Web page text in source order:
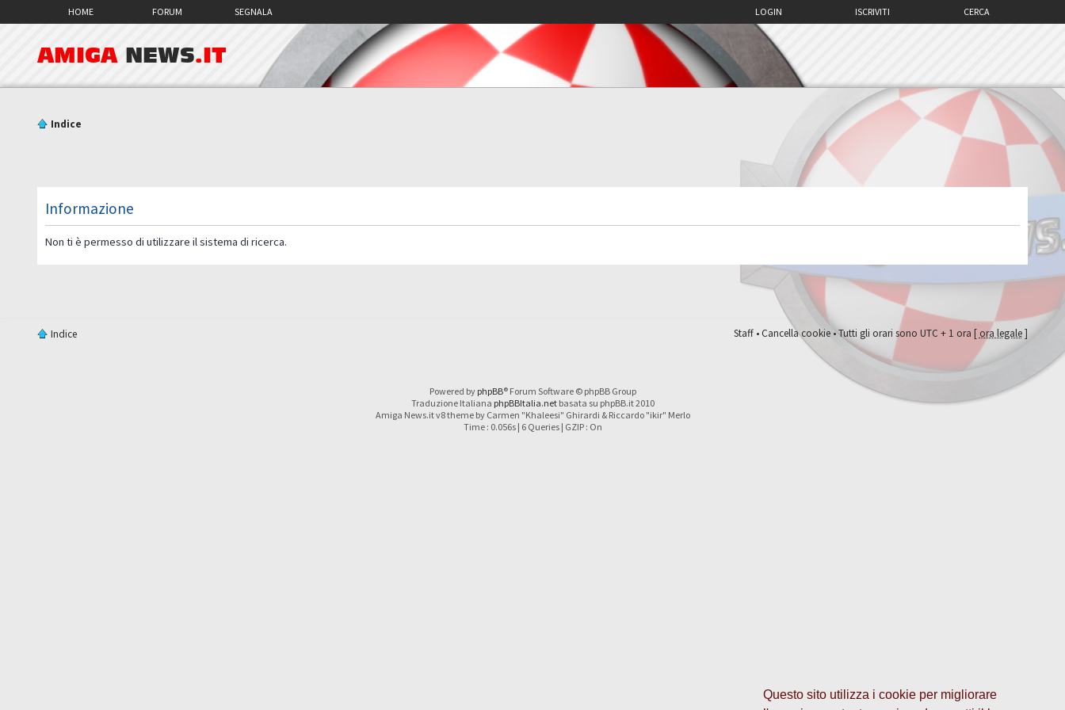
Questo sito utilizza i cookie per migliorare
HOME FORUM SEGNALA CERCA
ISCRIVITI
LOGIN
AMIGA NEWS.IT
Indice
Informazione
Non ti è permesso di utilizzare il sistema di ricerca.
Indice Staff•Cancella cookie• Tutti gli orari sono UTC + 1 ora [ ora legale]
Powered by phpBB® Forum Software © phpBB Group
Traduzione Italiana phpBBItalia.netbasata su phpBB.it 2010
Amiga News.it v8 theme by Carmen "Khaleesi" Ghirardi & Riccardo "ikir" Merlo
Time : 0.056s | 6 Queries | GZIP : On